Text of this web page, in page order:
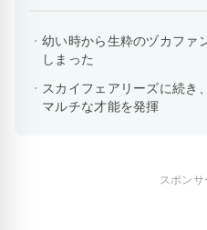
幼い時から生粋のヅカファ
しまった
スカイフェアリーズに続き
マルチな才能を発揮
スポン